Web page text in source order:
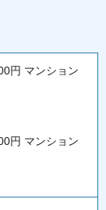
円 マンション
円 マンション